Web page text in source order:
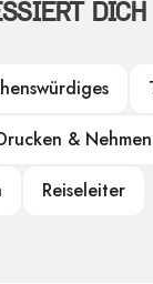
DICH
& Nehmen
Reiseleiter